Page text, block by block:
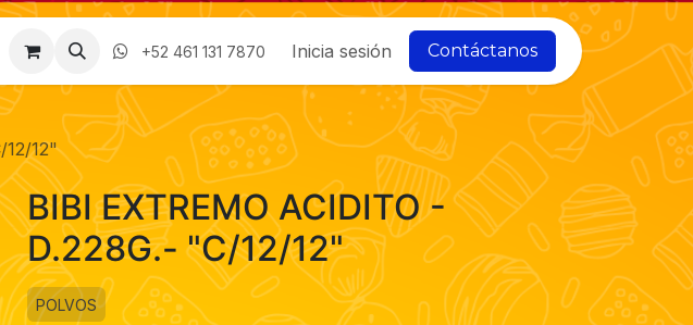
Nosotros
+52 461 131 7870 Inicia sesión Contáctanos
12/12"
BIBI EXTREMO ACIDITO -
D.228G.- "C/12/12"
POLVOS